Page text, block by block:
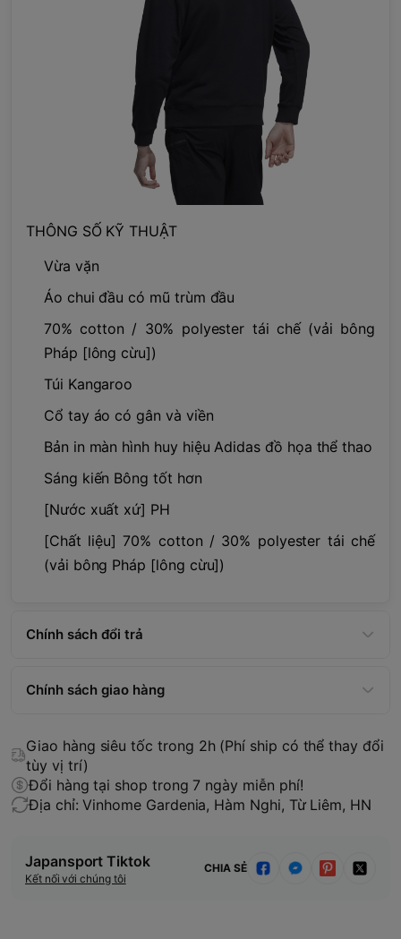
THÔNG SỐ KỸ THUẬT
Vừa vặn
Áo chui đầu có mũ trùm đầu
70% cotton / 30% polyester tái chế (vải bông
Pháp [lông cừu])
Túi Kangaroo
Cổ tay áo có gân và viền
Bản in màn hình huy hiệu Adidas đồ họa thể thao
Sáng kiến ​​Bông tốt hơn
[Nước xuất xứ] PH
[Chất liệu] 70% cotton / 30% polyester tái chế
(vải bông Pháp [lông cừu])
Chính sách đổi trả
Chính sách giao hàng
Giao hàng siêu tốc trong 2h (Phí ship có thể thay đổi
tùy vị trí)
Đổi hàng tại shop trong 7 ngày miễn phí!
Địa chỉ: Vinhome Gardenia, Hàm Nghi, Từ Liêm, HN
Japansport Tiktok
Kết nối với chúng tôi
CHIA SẺ